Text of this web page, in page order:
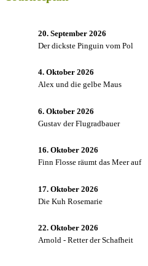
20. September 2026
Der dickste Pinguin vom Pol
4. Oktober 2026
Alex und die gelbe Maus
6. Oktober 2026
Gustav der Flugradbauer
16. Oktober 2026
Finn Flosse räumt das Meer auf
17. Oktober 2026
Die Kuh Rosemarie
22. Oktober 2026
Arnold - Retter der Schafheit